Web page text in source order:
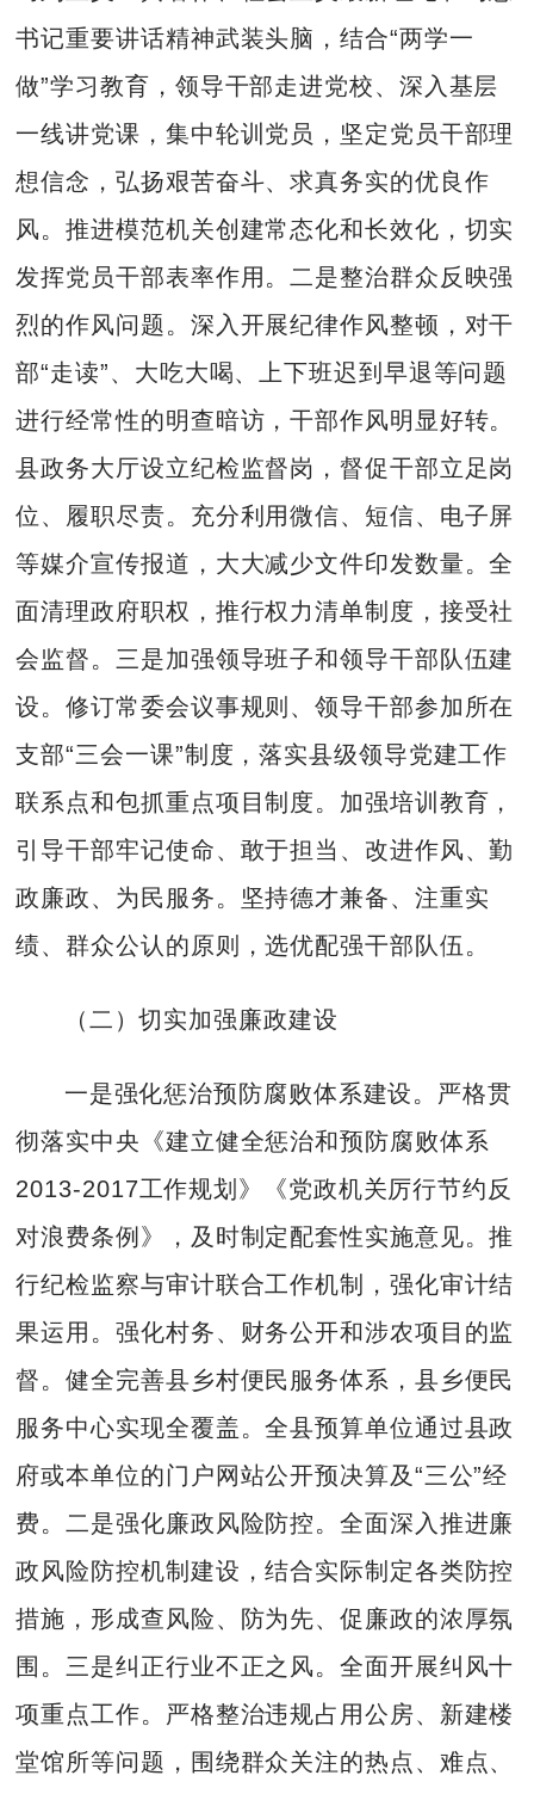
书记重要讲话精神武装头脑，结合“两学一
做”学习教育，领导干部走进党校、深入基层
一线讲党课，集中轮训党员，坚定党员干部理
想信念，弘扬艰苦奋斗、求真务实的优良作
风。推进模范机关创建常态化和长效化，切实
发挥党员干部表率作用。二是整治群众反映强
烈的作风问题。深入开展纪律作风整顿，对干
部“走读”、大吃大喝、上下班迟到早退等问题
进行经常性的明查暗访，干部作风明显好转。
县政务大厅设立纪检监督岗，督促干部立足岗
位、履职尽责。充分利用微信、短信、电子屏
等媒介宣传报道，大大减少文件印发数量。全
面清理政府职权，推行权力清单制度，接受社
会监督。三是加强领导班子和领导干部队伍建
设。修订常委会议事规则、领导干部参加所在
支部“三会一课”制度，落实县级领导党建工作
联系点和包抓重点项目制度。加强培训教育，
引导干部牢记使命、敢于担当、改进作风、勤
政廉政、为民服务。坚持德才兼备、注重实
绩、群众公认的原则，选优配强干部队伍。
（二）切实加强廉政建设
一是强化惩治预防腐败体系建设。严格贯
彻落实中央《建立健全惩治和预防腐败体系
2013-2017工作规划》《党政机关厉行节约反
对浪费条例》，及时制定配套性实施意见。推
行纪检监察与审计联合工作机制，强化审计结
果运用。强化村务、财务公开和涉农项目的监
督。健全完善县乡村便民服务体系，县乡便民
服务中心实现全覆盖。全县预算单位通过县政
府或本单位的门户网站公开预决算及“三公”经
费。二是强化廉政风险防控。全面深入推进廉
政风险防控机制建设，结合实际制定各类防控
措施，形成查风险、防为先、促廉政的浓厚氛
围。三是纠正行业不正之风。全面开展纠风十
项重点工作。严格整治违规占用公房、新建楼
堂馆所等问题，围绕群众关注的热点、难点、